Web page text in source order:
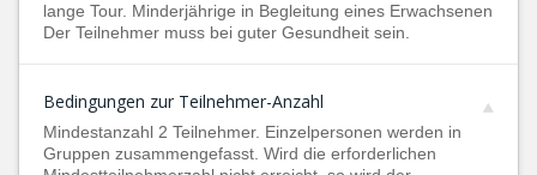
lange Tour. Minderjährige in Begleitung eines Erwachsenen
Der Teilnehmer muss bei guter Gesundheit sein.
Bedingungen zur Teilnehmer-Anzahl
Mindestanzahl 2 Teilnehmer. Einzelpersonen werden in
Gruppen zusammengefasst. Wird die erforderlichen